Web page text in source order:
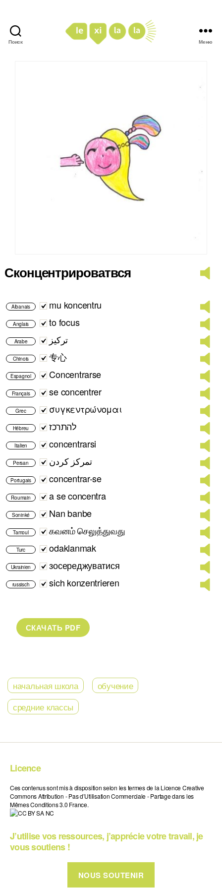
Поиск Меню
Сконцентрироватвся
Albanais mu koncentru
Anglais to focus
Arabe تركيز
Chinois 专心
Espagnol Concentrarse
Français se concentrer
Grec συγκεντρώνομαι
Hébreu להתרכז
Italien concentrarsi
Persan تمرکز کردن
Portugais concentrar-se
Roumain a se concentra
Soninké Nan banbe
Tamoul கவனம் செலுத்துவது
Turc odaklanmak
Ukrainien зосереджуватися
russisch sich konzentrieren
начальная школа
обучение
средние классы
Licence
Ces contenus sont mis à disposition selon les termes de la Licence Creative
Commons Attribution - Pas d’Utilisation Commerciale - Partage dans les
Mêmes Conditions 3.0 France.
J’utilise vos ressources, j’apprécie votre travail, je
vous soutiens !
NOUS SOUTENIR